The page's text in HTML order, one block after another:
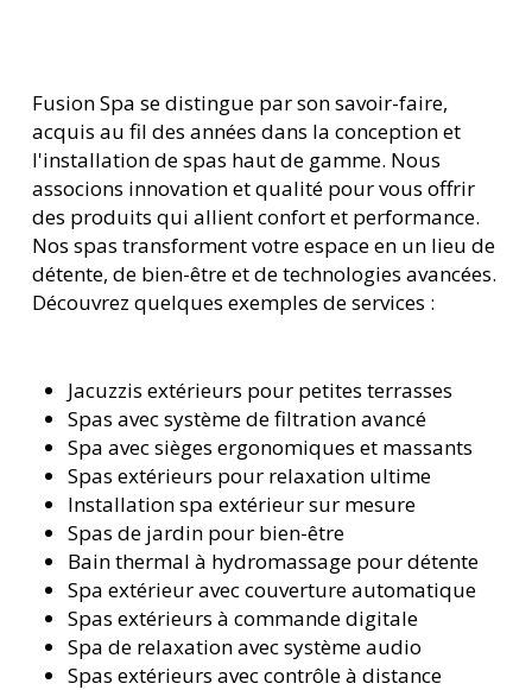
Fusion Spa se distingue par son savoir-faire,
acquis au fil des années dans la conception et
l'installation de spas haut de gamme. Nous
associons innovation et qualité pour vous offrir
des produits qui allient confort et performance.
Nos spas transforment votre espace en un lieu de
détente, de bien-être et de technologies avancées.
Découvrez quelques exemples de services :
Jacuzzis extérieurs pour petites terrasses
Spas avec système de filtration avancé
Spa avec sièges ergonomiques et massants
Spas extérieurs pour relaxation ultime
Installation spa extérieur sur mesure
Spas de jardin pour bien-être
Bain thermal à hydromassage pour détente
Spa extérieur avec couverture automatique
Spas extérieurs à commande digitale
Spa de relaxation avec système audio
Spas extérieurs avec contrôle à distance